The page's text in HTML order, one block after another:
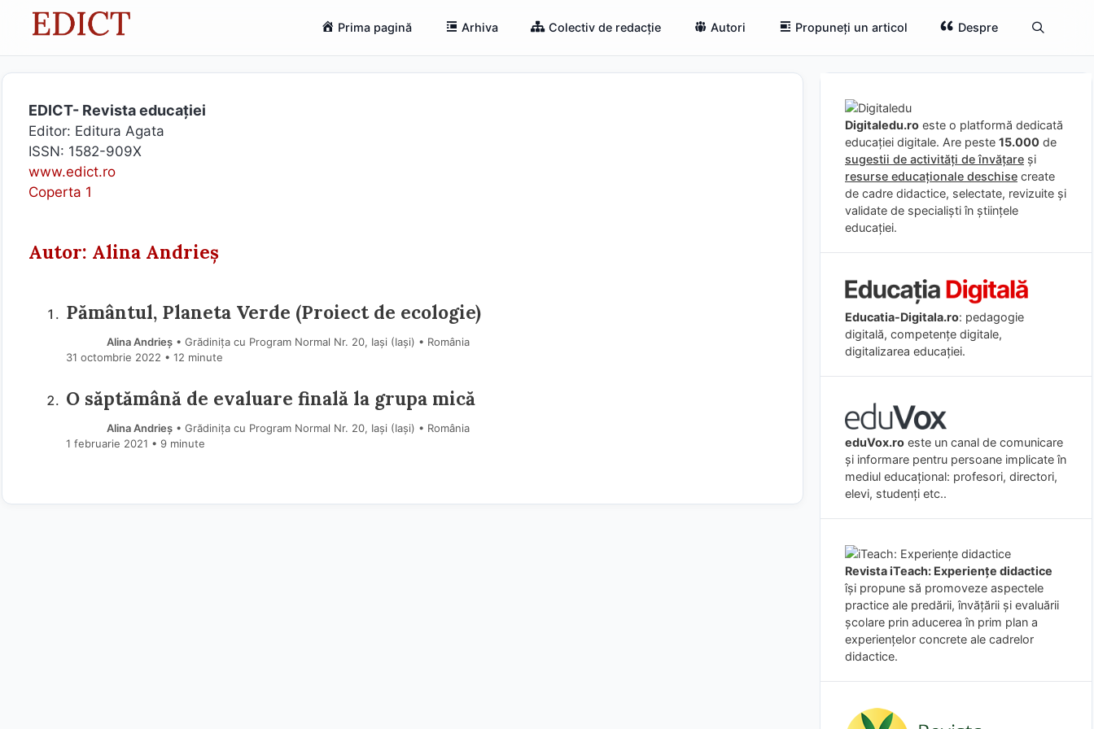
Prima pagină Arhiva Colectiv de redacție Autori Propuneți un articol Despre
EDICT- Revista educației
Editor: Editura Agata
ISSN: 1582-909X
www.edict.ro
Coperta 1
Autor: Alina Andrieș
Pământul, Planeta Verde (Proiect de ecologie)
Alina Andrieș• Grădinița cu Program Normal Nr. 20, Iași (Iaşi) • România
31 octombrie 2022 • 12 minute
O săptămână de evaluare finală la grupa mică
Alina Andrieș• Grădinița cu Program Normal Nr. 20, Iași (Iaşi) • România
1 februarie 2021 • 9 minute
Digitaledu.ro este o platformă dedicată
educației digitale. Are peste 15.000 de
sugestii de activități de învățare și
resurse educaționale deschise create
de cadre didactice, selectate, revizuite și
validate de specialiști în științele
educației.
Educatia-Digitala.ro: pedagogie
digitală, competențe digitale,
digitalizarea educației.
eduVox.ro este un canal de comunicare
și informare pentru persoane implicate în
mediul educațional: profesori, directori,
elevi, studenți etc..
Revista iTeach: Experienţe didactice
îşi propune să promoveze aspectele
practice ale predării, învăţării şi evaluării
şcolare prin aducerea în prim plan a
experienţelor concrete ale cadrelor
didactice.